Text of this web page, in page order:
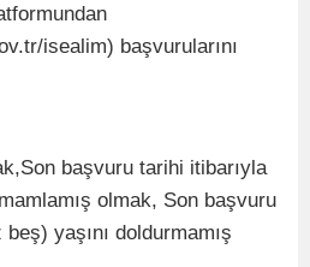
isealim) başvurularını
başvuru tarihi itibarıyla
olmak, Son başvuru
yaşını doldurmamış